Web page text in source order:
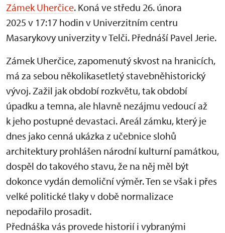
Zámek Uherčice. Koná ve středu 26. února
2025 v 17:17 hodin v Univerzitním centru
Masarykovy univerzity v Telči. Přednáší Pavel Jerie.
Zámek Uherčice, zapomenutý skvost na hranicích,
má za sebou několikasetletý stavebněhistorický
vývoj. Zažil jak období rozkvětu, tak období
úpadku a temna, ale hlavně nezájmu vedoucí až
k jeho postupné devastaci. Areál zámku, který je
dnes jako cenná ukázka z učebnice slohů
architektury prohlášen národní kulturní památkou,
dospěl do takového stavu, že na něj měl být
dokonce vydán demoliční výměr. Ten se však i přes
velké politické tlaky v době normalizace
nepodařilo prosadit.
Přednáška vás provede historií i vybranými